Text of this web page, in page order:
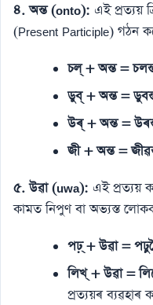
৪. অন্ত (onto): এই প্ৰত্যয়
(Present Participle) গঠন
চল্ + অন্ত =
ডুব্ + অন্ত =
উৰ্ + অন্ত =
জী + অন্ত =
৫. উৱা (uwa): এই প্ৰত্যয়
কামত নিপুণ বা অভ্যস্ত
পঢ়্ + উৱা =
লিখ্ + উৱা =
প্ৰত্যয়ৰ ব্যৱহাৰ